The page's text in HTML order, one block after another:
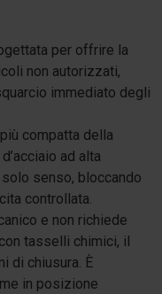
per offrire la
non autorizzati,
immediato degli
compatta della
ad alta
senso, bloccando
controllata.
e non richiede
tasselli chimici, il
di chiusura. È
in posizione